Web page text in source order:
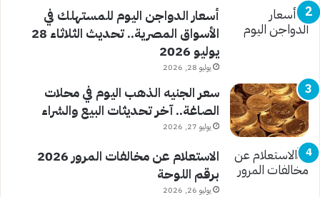
أسعار الدواجن اليوم للمستهلك في
الأسواق المصرية.. تحديث الثلاثاء 28
يوليو 2026
يوليو 28, 2026
سعر الجنيه الذهب اليوم في محلات
الصاغة.. آخر تحديثات البيع والشراء
يوليو 27, 2026
الاستعلام عن مخالفات المرور 2026
برقم اللوحة
يوليو 26, 2026